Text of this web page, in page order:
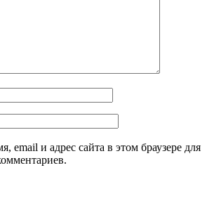
email и адрес сайта в этом браузере для